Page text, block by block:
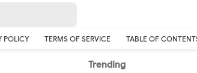
POLICY TERMS OF SERVICE TABLE OF
Trending